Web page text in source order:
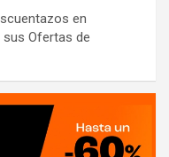
en
Ofertas de